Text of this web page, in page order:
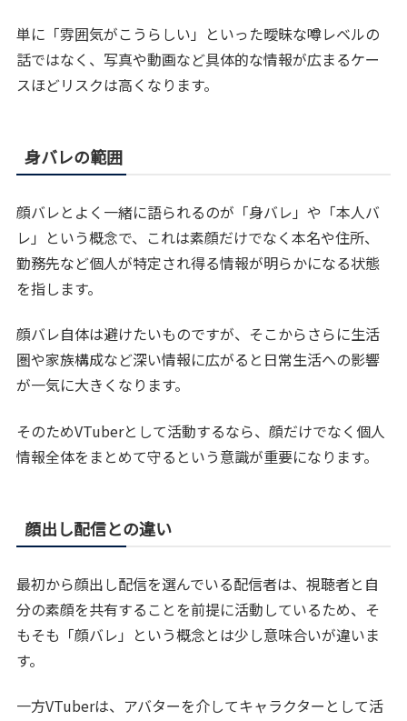
単に「雰囲気がこうらしい」といった曖昧な噂レベルの
話ではなく、写真や動画など具体的な情報が広まるケー
スほどリスクは高くなります。
身バレの範囲
顔バレとよく一緒に語られるのが「身バレ」や「本人バ
レ」という概念で、これは素顔だけでなく本名や住所、
勤務先など個人が特定され得る情報が明らかになる状態
を指します。
顔バレ自体は避けたいものですが、そこからさらに生活
圏や家族構成など深い情報に広がると日常生活への影響
が一気に大きくなります。
そのためVTuberとして活動するなら、顔だけでなく個人
情報全体をまとめて守るという意識が重要になります。
顔出し配信との違い
最初から顔出し配信を選んでいる配信者は、視聴者と自
分の素顔を共有することを前提に活動しているため、そ
もそも「顔バレ」という概念とは少し意味合いが違いま
す。
一方VTuberは、アバターを介してキャラクターとして活